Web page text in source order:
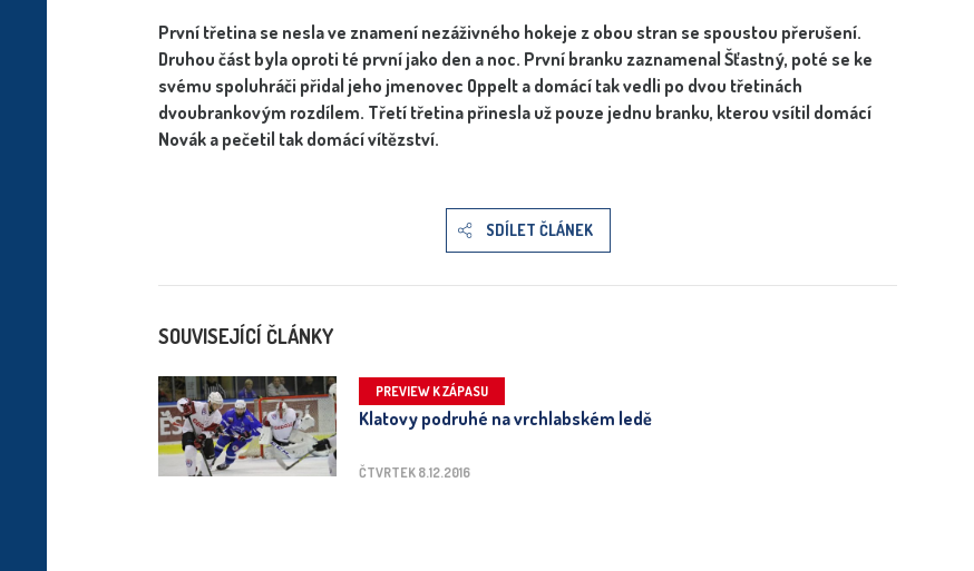
První třetina se nesla ve znamení nezáživného hokeje z obou stran se spoustou přerušení.
Druhou část byla oproti té první jako den a noc. První branku zaznamenal Šťastný, poté se ke
svému spoluhráči přidal jeho jmenovec Oppelt a domácí tak vedli po dvou třetinách
dvoubrankovým rozdílem. Třetí třetina přinesla už pouze jednu branku, kterou vsítil domácí
Novák a pečetil tak domácí vítězství.
SDÍLET ČLÁNEK
SOUVISEJÍCÍ ČLÁNKY
PREVIEW K ZÁPASU
Klatovy podruhé na vrchlabském ledě
ČTVRTEK 8.12.2016